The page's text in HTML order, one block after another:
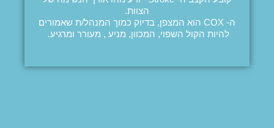
הצוות.
ה- COX הוא המצפן, בדיוק כמוך המנהל/ת שאמורים
להיות הקול השפוי, המכוון, מניע , מעורר ומרגיע.